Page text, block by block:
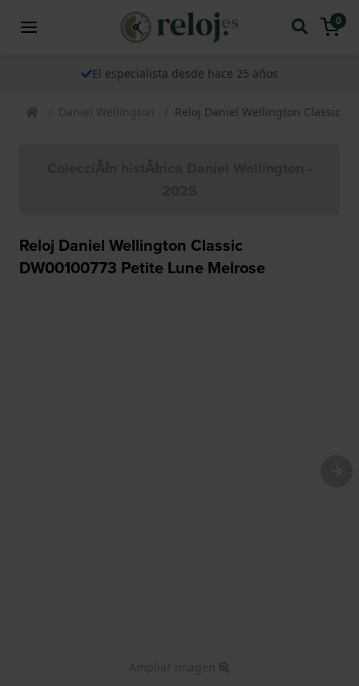
0
El especialista desde hace 25 años
Daniel Wellington Reloj Daniel Wellington Classic
Reloj Daniel Wellington Classic
DW00100773 Petite Lune Melrose
Ampliar imagen